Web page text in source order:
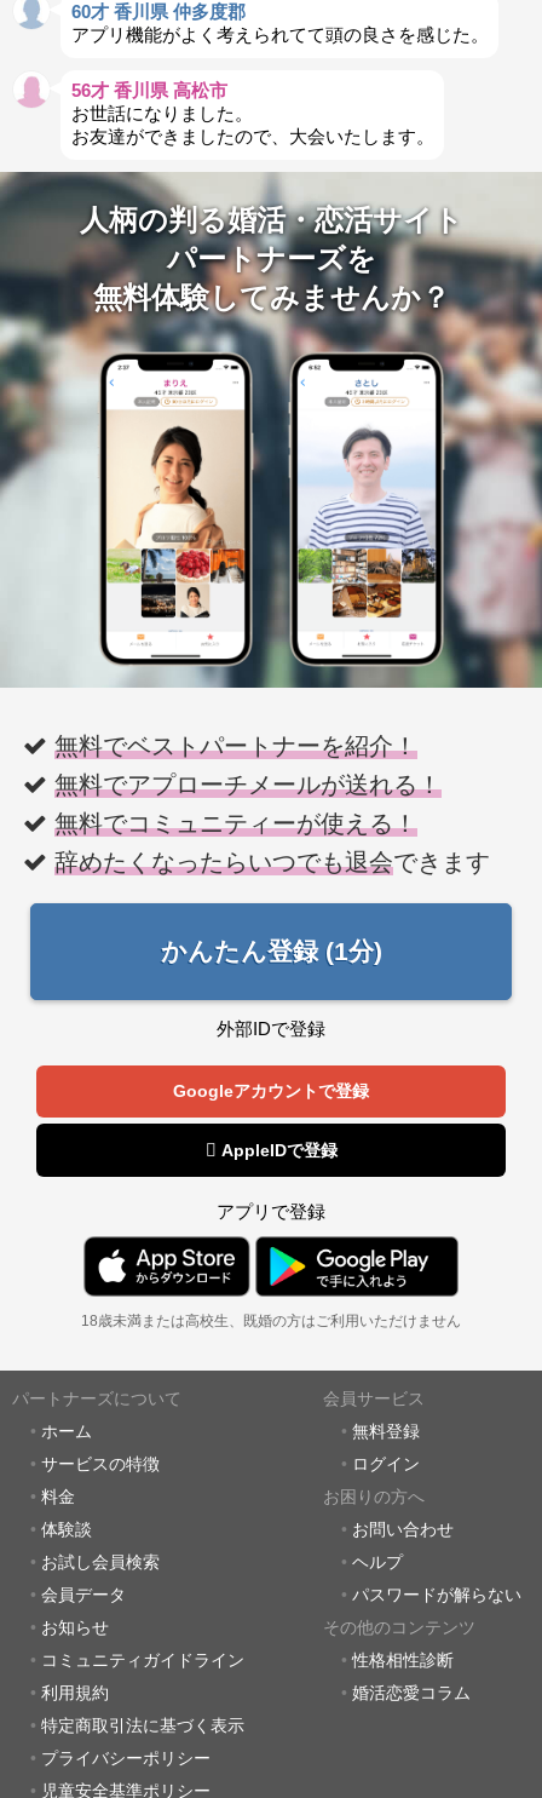
60才 香川県 仲多度郡
アプリ機能がよく考えられてて頭の良さを感じた。
56才 香川県 高松市
お世話になりました。
お友達ができましたので、大会いたします。
人柄の判る婚活・恋活サイト
パートナーズを
無料体験してみませんか？
無料でベストパートナーを紹介！
無料でアプローチメールが送れる！
無料でコミュニティーが使える！
辞めたくなったらいつでも退会できます
かんたん登録 (1分)
外部IDで登録
Googleアカウントで登録
 AppleIDで登録
アプリで登録
18歳未満または高校生、既婚の方はご利用いただけません
パートナーズについて
ホーム
サービスの特徴
料金
体験談
お試し会員検索
会員データ
お知らせ
コミュニティガイドライン
利用規約
特定商取引法に基づく表示
プライバシーポリシー
児童安全基準ポリシー
会員サービス
無料登録
ログイン
お困りの方へ
お問い合わせ
ヘルプ
パスワードが解らない
その他のコンテンツ
性格相性診断
婚活恋愛コラム